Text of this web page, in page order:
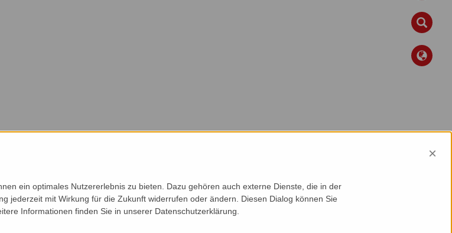
×
ein optimales Nutzererlebnis zu bieten. Dazu gehören auch externe Dienste, die in der
jederzeit mit Wirkung für die Zukunft widerrufen oder ändern. Diesen Dialog können Sie
Informationen finden Sie in unserer Datenschutzerklärung.